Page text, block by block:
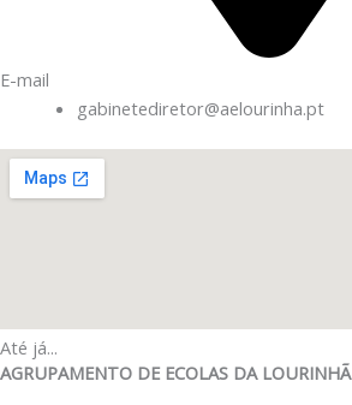
E-mail
gabinetediretor@aelourinha.pt
Até já...
AGRUPAMENTO DE ECOLAS DA LOURINHÃ